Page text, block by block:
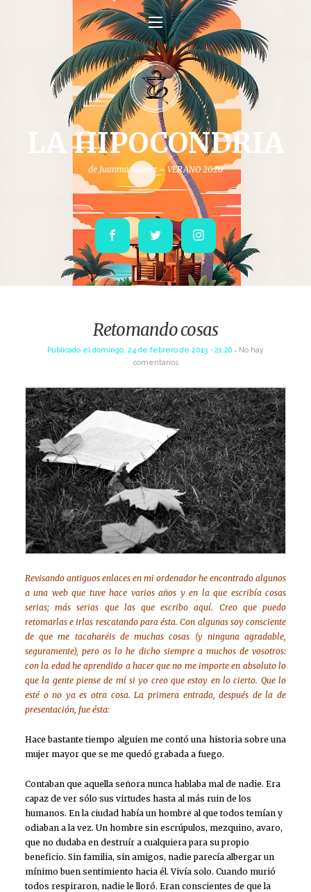
LA HIPOCONDRIA
de Juanma Suárez – VERANO 2026
Facebook Twitter Instagram
Retomando cosas
Publicado el domingo, 24 de febrero de 2013 - 21:26
No hay
comentarios
Revisando antiguos enlaces en mi ordenador he encontrado algunos
a una web que tuve hace varios años y en la que escribía cosas
serias; más serias que las que escribo aquí. Creo que puedo
retomarlas e irlas rescatando para ésta. Con algunas soy consciente
de que me tacaharéis de muchas cosas (y ninguna agradable,
seguramente), pero os lo he dicho siempre a muchos de vosotros:
con la edad he aprendido a hacer que no me importe en absoluto lo
que la gente piense de mí si yo creo que estoy en lo cierto. Que lo
esté o no ya es otra cosa. La primera entrada, después de la de
presentación, fue ésta:
Hace bastante tiempo alguien me contó una historia sobre una
mujer mayor que se me quedó grabada a fuego.
Contaban que aquella señora nunca hablaba mal de nadie. Era
capaz de ver sólo sus virtudes hasta al más ruin de los
humanos. En la ciudad había un hombre al que todos temían y
odiaban a la vez. Un hombre sin escrúpulos, mezquino, avaro,
que no dudaba en destruír a cualquiera para su propio
beneficio. Sin familia, sin amigos, nadie parecía albergar un
mínimo buen sentimiento hacia él. Vivía solo. Cuando murió
todos respiraron, nadie le lloró. Eran conscientes de que la